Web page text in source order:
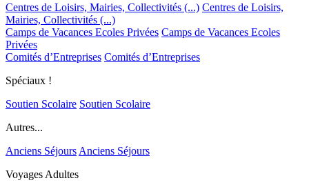
Centres de Loisirs, Mairies, Collectivités (...) Centres de Loisirs,
Mairies, Collectivités (...)
Camps de Vacances Ecoles Privées Camps de Vacances Ecoles
Privées
Comités d’Entreprises Comités d’Entreprises
Spéciaux !
Soutien Scolaire Soutien Scolaire
Autres...
Anciens Séjours Anciens Séjours
Voyages Adultes